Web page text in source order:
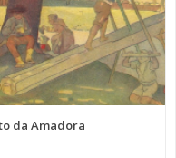
da Amadora